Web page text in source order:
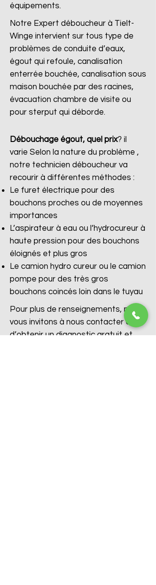
équipements.
Notre Expert déboucheur à Tielt-
Winge intervient sur tous type de
problèmes de conduite d’eaux,
égout qui refoule, canalisation
enterrée bouchée, canalisation sous
maison bouchée par des racines,
évacuation chambre de visite ou
pour sterput qui déborde.
Débouchage égout, quel prix? il
varie Selon la nature du problème ,
notre technicien déboucheur va
recourir à différentes méthodes :
Le furet électrique pour des
bouchons proches ou de moyennes
importances
L’aspirateur à eau ou l’hydrocureur à
haute pression pour des bouchons
éloignés et plus gros
Le camion hydro cureur ou le camion
pompe pour des très gros
bouchons coincés loin dans le tuyau
Pour plus de renseignements, nous
vous invitons à nous contacter afin
d’obtenir un diagnostic gratuit et